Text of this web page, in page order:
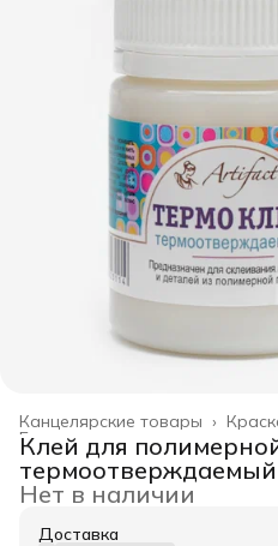
Канцелярские товары ›
Главная ›
Клей для
Нет в наличии
Доставка